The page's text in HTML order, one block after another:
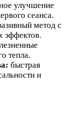
улучшение
сеанса.
метод с
эффектов.
тепла.
быстрая
и